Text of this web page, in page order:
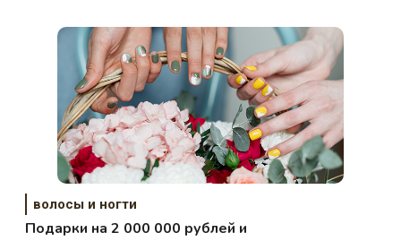
волосы и ногти
Подарки на 2 000 000 рублей и